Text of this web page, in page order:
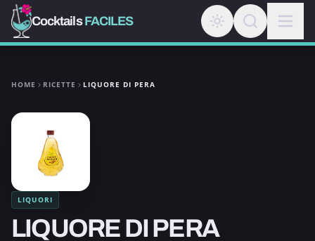
CocktailsFACILES
HOME RICETTE LIQUORE DI PERA
LIQUORI
LIQUORE DI PERA